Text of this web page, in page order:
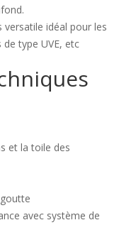
idéal pour les
type UVE, etc
et la toile des
avec système de